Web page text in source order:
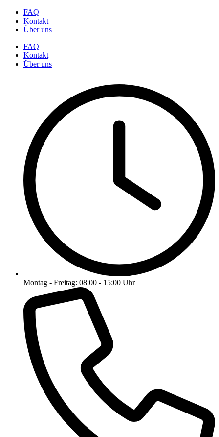
FAQ
Kontakt
Über uns
FAQ
Kontakt
Über uns
Montag - Freitag: 08:00 - 15:00 Uhr